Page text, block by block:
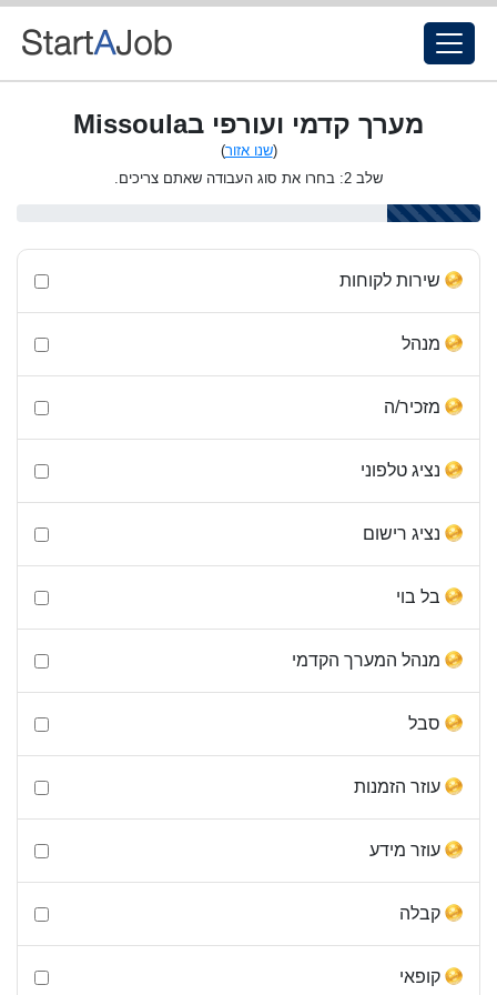
מערך קדמי ועורפי בMissoula
(שנו אזור)
שלב 2: בחרו את סוג העבודה שאתם צריכים.
שירות לקוחות
מנהל
מזכיר/ה
נציג טלפוני
נציג רישום
בל בוי
מנהל המערך הקדמי
סבל
עוזר הזמנות
עוזר מידע
קבלה
קופאי